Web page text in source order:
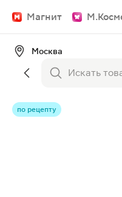
Магнит
Москва
по рецепту